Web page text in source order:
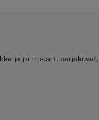
ja piirrokset, sarjakuvat,